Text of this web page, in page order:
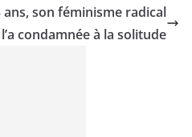
son féminisme radical
l’a condamnée à la solitude